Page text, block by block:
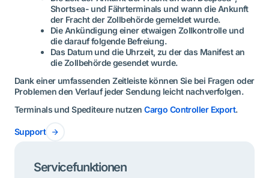
Shortsea- und Fährterminals und wann die Ankunft
der Fracht der Zollbehörde gemeldet wurde.
Die Ankündigung einer etwaigen Zollkontrolle und
die darauf folgende Befreiung.
Das Datum und die Uhrzeit, zu der das Manifest an
die Zollbehörde gesendet wurde.
Dank einer umfassenden Zeitleiste können Sie bei Fragen oder
Problemen den Verlauf jeder Sendung leicht nachverfolgen.
Terminals und Spediteure nutzenCargo Controller Export.
Support
Servicefunktionen